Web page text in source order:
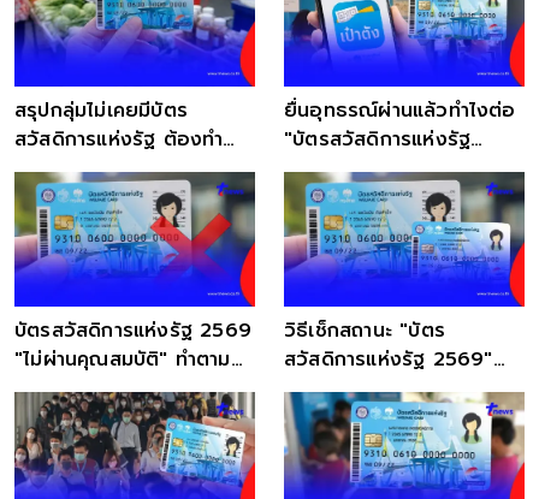
สรุปกลุ่มไม่เคยมีบัตร
สวัสดิการแห่งรัฐ ต้องทำ
อย่างไรต่อไป
ยื่นอุทธรณ์ผ่านแล้วทำไงต่อ
"บัตรสวัสดิการแห่งรัฐ
2569"
บัตรสวัสดิการแห่งรัฐ 2569
"ไม่ผ่านคุณสมบัติ" ทำตาม
ด่วน ใน 15 วัน
วิธีเช็กสถานะ "บัตร
สวัสดิการแห่งรัฐ 2569"
ผ่าน-ไม่ผ่าน ดูตรงไหน